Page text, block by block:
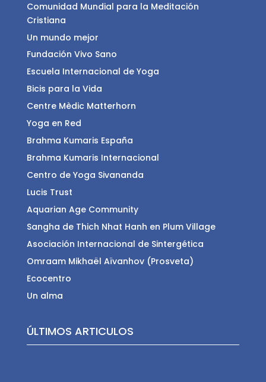
Comunidad Mundial para la Meditación
Cristiana
Un mundo mejor
Fundación Vivo Sano
Escuela Internacional de Yoga
Bicis para la Vida
Centre Mèdic Matterhorn
Yoga en Red
Brahma Kumaris España
Brahma Kumaris Internacional
Centro de Yoga Sivananda
Lucis Trust
Aquarian Age Community
Sangha de Thich Nhat Hanh en Plum Village
Asociación Internacional de Sintergética
Omraam Mikhaël Aïvanhov (Prosveta)
Ecocentro
Un alma
ÚLTIMOS ARTICULOS